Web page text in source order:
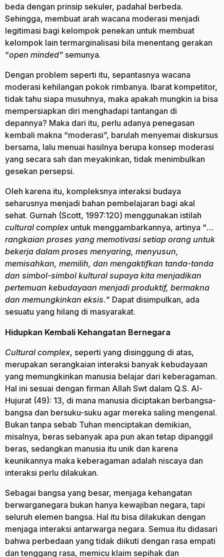
beda dengan prinsip sekuler, padahal berbeda.
Sehingga, membuat arah wacana moderasi menjadi
legitimasi bagi kelompok penekan untuk membuat
kelompok lain termarginalisasi bila menentang gerakan
“open minded” semunya.
Dengan problem seperti itu, sepantasnya wacana
moderasi kehilangan pokok rimbanya. Ibarat kompetitor,
tidak tahu siapa musuhnya, maka apakah mungkin ia bisa
mempersiapkan diri menghadapi tantangan di
depannya? Maka dari itu, perlu adanya penegasan
kembali makna “moderasi”, barulah menyemai diskursus
bersama, lalu menuai hasilnya berupa konsep moderasi
yang secara sah dan meyakinkan, tidak menimbulkan
gesekan persepsi.
Oleh karena itu, kompleksnya interaksi budaya
seharusnya menjadi bahan pembelajaran bagi akal
sehat. Gurnah (Scott, 1997:120) menggunakan istilah
cultural complex untuk menggambarkannya, artinya “…
rangkaian proses yang memotivasi setiap orang untuk
bekerja dalam proses menyaring, menyusun,
memisahkan, memilih, dan mengaktifkan tanda-tanda
dan simbol-simbol kultural supaya kita menjadikan
pertemuan kebudayaan menjadi produktif, bermakna
dan memungkinkan eksis.” Dapat disimpulkan, ada
sesuatu yang hilang di masyarakat.
Hidupkan Kembali Kehangatan Bernegara
Cultural complex, seperti yang disinggung di atas,
merupakan serangkaian interaksi banyak kebudayaan
yang memungkinkan manusia belajar dari keberagaman.
Hal ini sesuai dengan firman Allah Swt dalam Q.S. Al-
Hujurat (49): 13, di mana manusia diciptakan berbangsa-
bangsa dan bersuku-suku agar mereka saling mengenal.
Bukan tanpa sebab Tuhan menciptakan demikian,
misalnya, beras sebanyak apa pun akan tetap dipanggil
beras, sedangkan manusia itu unik dan karena
keunikannya maka keberagaman adalah niscaya dan
interaksi perlu dilakukan.
Sebagai bangsa yang besar, menjaga kehangatan
berwarganegara bukan hanya kewajiban negara, tapi
seluruh elemen bangsa. Hal itu bisa dilakukan dengan
menjaga interaksi antarwarga negara. Semua itu didasari
bahwa perbedaan yang tidak diikuti dengan rasa empati
dan tenggang rasa, memicu klaim sepihak dan